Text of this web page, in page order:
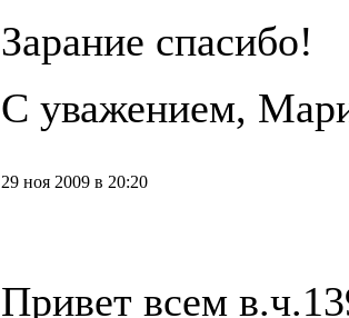
Зарание спасибо!
С уважением,
29 ноя 2009 в 20:20
Привет всем